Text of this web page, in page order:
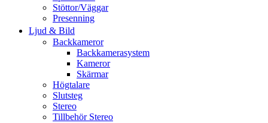
Stöttor/Väggar
Presenning
Ljud & Bild
Backkameror
Backkamerasystem
Kameror
Skärmar
Högtalare
Slutsteg
Stereo
Tillbehör Stereo